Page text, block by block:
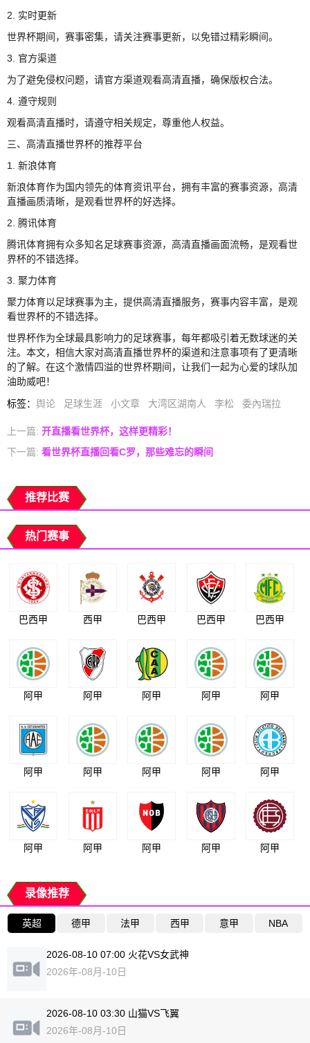
2. 实时更新
世界杯期间，赛事密集，请关注赛事更新，以免错过精彩瞬间。
3. 官方渠道
为了避免侵权问题，请官方渠道观看高清直播，确保版权合法。
4. 遵守规则
观看高清直播时，请遵守相关规定，尊重他人权益。
三、高清直播世界杯的推荐平台
1. 新浪体育
新浪体育作为国内领先的体育资讯平台，拥有丰富的赛事资源，高清
直播画质清晰，是观看世界杯的好选择。
2. 腾讯体育
腾讯体育拥有众多知名足球赛事资源，高清直播画面流畅，是观看世
界杯的不错选择。
3. 聚力体育
聚力体育以足球赛事为主，提供高清直播服务，赛事内容丰富，是观
看世界杯的不错选择。
世界杯作为全球最具影响力的足球赛事，每年都吸引着无数球迷的关
注。本文，相信大家对高清直播世界杯的渠道和注意事项有了更清晰
的了解。在这个激情四溢的世界杯期间，让我们一起为心爱的球队加
油助威吧！
标签： 舆论 足球生涯 小文章 大湾区湖南人 李松 委內瑞拉
上一篇: 开直播看世界杯，这样更精彩！
下一篇: 看世界杯直播回看C罗，那些难忘的瞬间
推荐比赛
热门赛事
巴西甲 西甲 巴西甲 巴西甲 巴西甲
阿甲 阿甲 阿甲 阿甲 阿甲
阿甲 阿甲 阿甲 阿甲 阿甲
阿甲 阿甲 阿甲 阿甲 阿甲
录像推荐
英超 德甲 法甲 西甲 意甲 NBA
2026-08-10 07:00 火花VS女武神
2026年-08月-10日
2026-08-10 03:30 山猫VS飞翼
2026年-08月-10日